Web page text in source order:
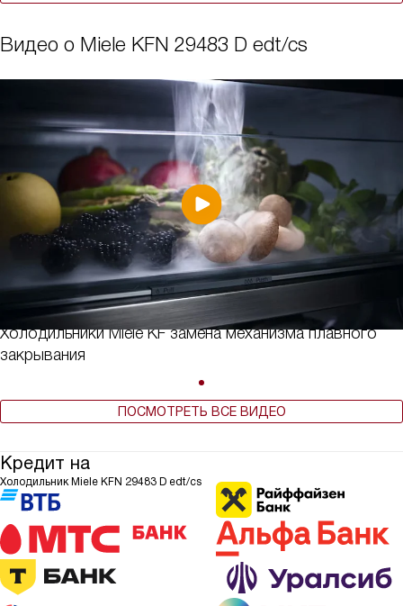
Видео о Miele KFN 29483 D edt/cs
Холодильники Miele KF замена механизма плавного
закрывания
ПОСМОТРЕТЬ ВСЕ ВИДЕО
Кредит на
Холодильник Miele KFN 29483 D edt/cs